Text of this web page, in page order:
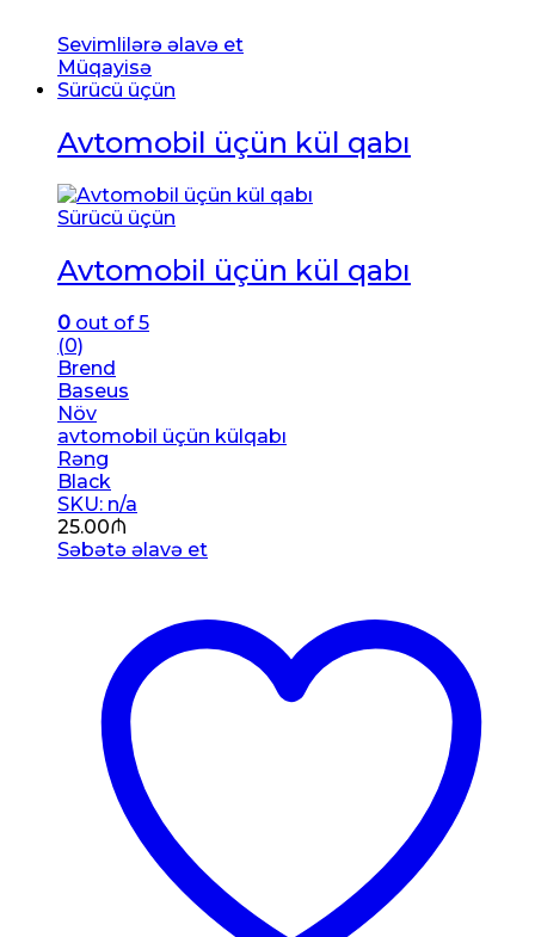
Sevimlilərə əlavə et
Müqayisə
Sürücü üçün
Avtomobil üçün kül qabı
Sürücü üçün
Avtomobil üçün kül qabı
0 out of 5
(0)
Brend
Baseus
Növ
avtomobil üçün külqabı
Rəng
Black
SKU: n/a
25.00₼
Səbətə əlavə et